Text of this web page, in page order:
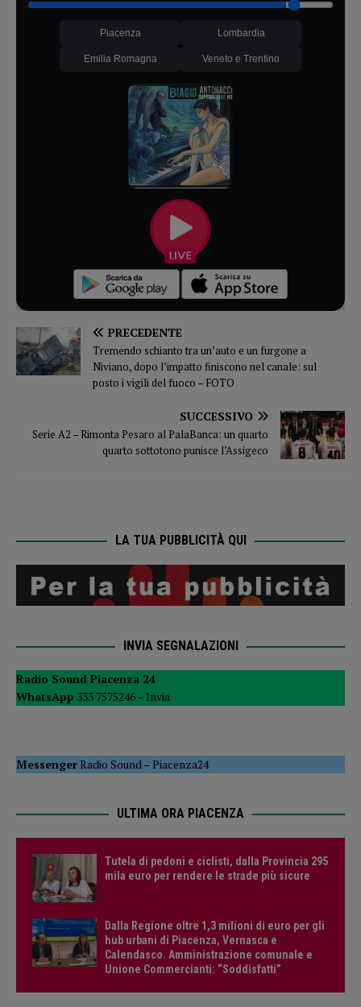
Piacenza Lombardia
Emilia Romagna Veneto e Trentino
PRECEDENTE
Tremendo schianto tra un’auto e un furgone a
Niviano, dopo l’impatto finiscono nel canale: sul
posto i vigili del fuoco – FOTO
SUCCESSIVO
Serie A2 – Rimonta Pesaro al PalaBanca: un quarto
quarto sottotono punisce l’Assigeco
LA TUA PUBBLICITÀ QUI
INVIA SEGNALAZIONI
Radio Sound Piacenza 24
WhatsApp 333 7575246 – Invia
MessengerRadio Sound –Piacenza24
ULTIMA ORA PIACENZA
Tutela di pedoni e ciclisti, dalla Provincia 295
mila euro per rendere le strade più sicure
Dalla Regione oltre 1,3 milioni di euro per gli
hub urbani di Piacenza, Vernasca e
Calendasco. Amministrazione comunale e
Unione Commercianti: “Soddisfatti”